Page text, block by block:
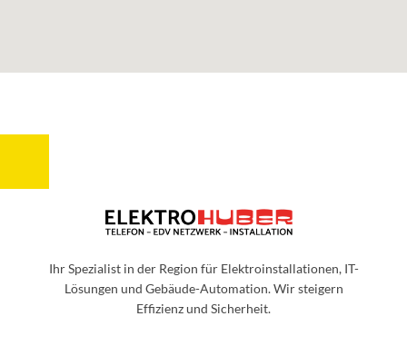
Ihr Spezialist in der Region für Elektroinstallationen, IT-
Lösungen und Gebäude-Automation. Wir steigern
Effizienz und Sicherheit.